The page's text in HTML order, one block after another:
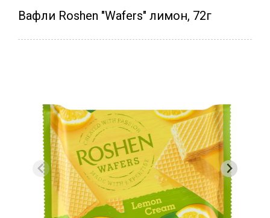
Вафли Roshen "Wafers" лимон, 72г